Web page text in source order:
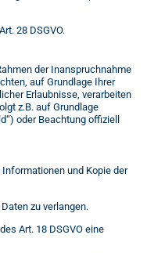
28 DSGVO.
der Inanspruchnahme
auf Grundlage Ihrer
Erlaubnisse, verarbeiten
z.B. auf Grundlage
oder Beachtung offiziell
und Kopie der
zu verlangen.
Art. 18 DSGVO eine